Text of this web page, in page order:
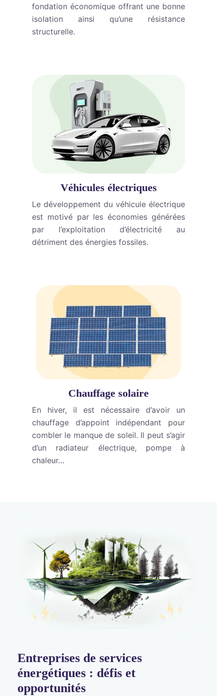
fondation économique offrant une bonne
isolation ainsi qu’une résistance
structurelle.
Véhicules électriques
Le développement du véhicule électrique
est motivé par les économies générées
par l’exploitation d’électricité au
détriment des énergies fossiles.
Chauffage solaire
En hiver, il est nécessaire d’avoir un
chauffage d’appoint indépendant pour
combler le manque de soleil. Il peut s’agir
d’un radiateur électrique, pompe à
chaleur…
Entreprises de services
énergétiques : défis et
opportunités